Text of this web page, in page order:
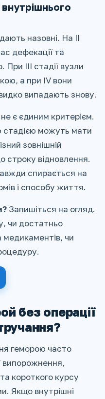
назовні. На II
дефекації та
При III стадії вузли
а при IV вони
випадають знову.
є єдиним критерієм.
стадією можуть мати
зовнішній
строку відновлення.
спирається на
і способу життя.
Запишіться на огляд.
чи достатньо
медикаментів, чи
без операції
геморою часто
випорожнення,
короткого курсу
Якщо внутрішні